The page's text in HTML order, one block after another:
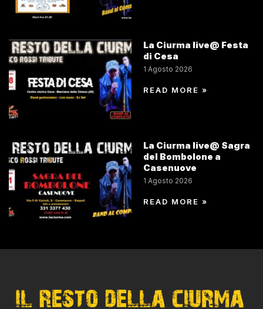
La Ciurma live@ Festa
di Cesa
1 Agosto 2026
READ MORE »
La Ciurma live@ Sagra
del Bombolone a
Casenuove
1 Agosto 2026
READ MORE »